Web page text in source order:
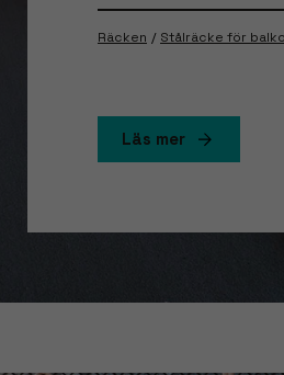
Räcken Stålräcke för
Läs mer